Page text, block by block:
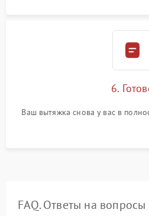
6.
Ваш вытяжка снова у вас в
FAQ. Ответы на вопросы